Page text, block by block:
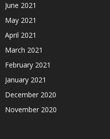
June 2021
May 2021
April 2021
March 2021
February 2021
January 2021
December 2020
November 2020